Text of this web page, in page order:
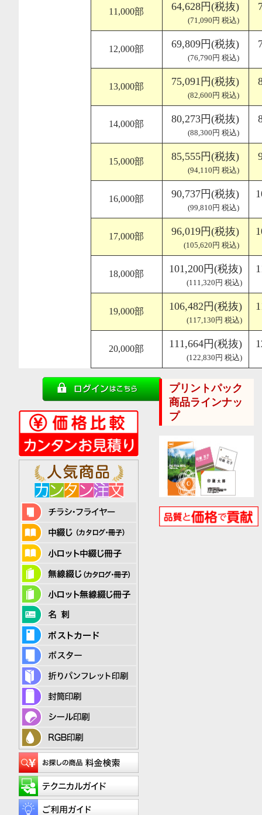
11,000部 64,628円(税抜)
(71,090円 税込)
12,000部 69,809円(税抜)
(76,790円 税込)
13,000部 75,091円(税抜)
(82,600円 税込)
14,000部 80,273円(税抜)
(88,300円 税込)
15,000部 85,555円(税抜)
(94,110円 税込)
16,000部 90,737円(税抜)
(99,810円 税込)
17,000部 96,019円(税抜)
(105,620円 税込)
18,000部 101,200円(税抜)
(111,320円 税込)
19,000部 106,482円(税抜)
(117,130円 税込)
20,000部 111,664円(税抜)
(122,830円 税込)
プリントパック
商品ラインナッ
プ